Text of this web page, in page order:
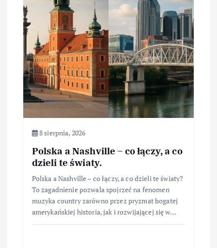
8 sierpnia, 2026
Polska a Nashville – co łączy, a co
dzieli te światy.
Polska a Nashville – co łączy, a co dzieli te światy?
To zagadnienie pozwala spojrzeć na fenomen
muzyka country zarówno przez pryzmat bogatej
amerykańskiej historia, jak i rozwijającej się w…